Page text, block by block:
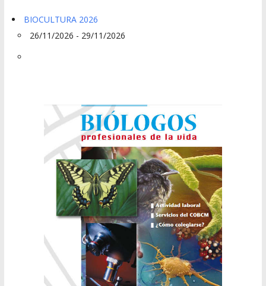
BIOCULTURA 2026
26/11/2026 - 29/11/2026